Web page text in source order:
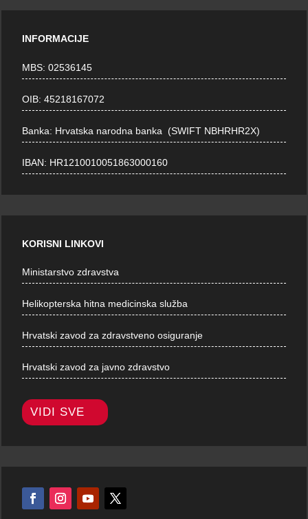
INFORMACIJE
MBS: 02536145
OIB: 45218167072
Banka: Hrvatska narodna banka (SWIFT NBHRHR2X)
IBAN: HR1210010051863000160
KORISNI LINKOVI
Ministarstvo zdravstva
Helikopterska hitna medicinska služba
Hrvatski zavod za zdravstveno osiguranje
Hrvatski zavod za javno zdravstvo
VIDI SVE